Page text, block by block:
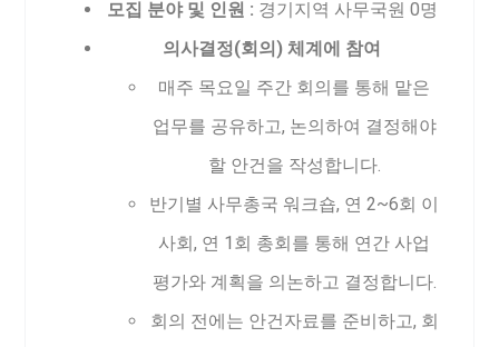
모집 분야 및 인원 : 경기지역 사무국원 0명
의사결정(회의) 체계에 참여
매주 목요일 주간 회의를 통해 맡은
업무를 공유하고, 논의하여 결정해야
할 안건을 작성합니다.
반기별 사무총국 워크숍, 연 2~6회 이
사회, 연 1회 총회를 통해 연간 사업
평가와 계획을 의논하고 결정합니다.
회의 전에는 안건자료를 준비하고, 회